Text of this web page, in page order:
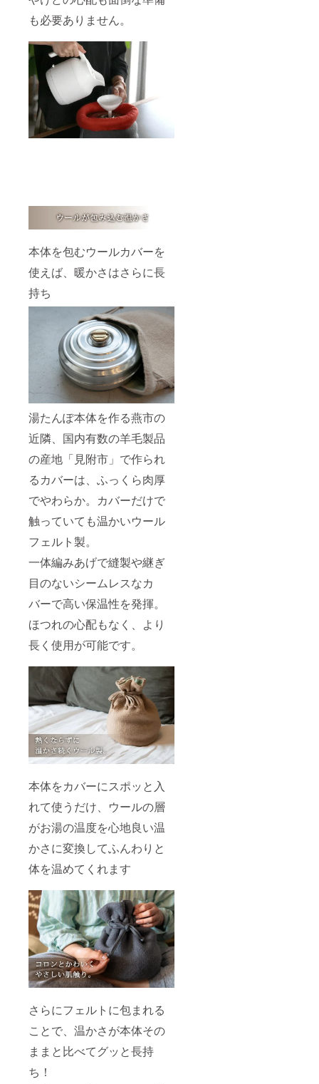
も必要ありません。
本体を包むウールカバーを
使えば、暖かさはさらに長
持ち
湯たんぽ本体を作る燕市の
近隣、国内有数の羊毛製品
の産地「見附市」で作られ
るカバーは、ふっくら肉厚
でやわらか。カバーだけで
触っていても温かいウール
フェルト製。
一体編みあげで縫製や継ぎ
目のないシームレスなカ
バーで高い保温性を発揮。
ほつれの心配もなく、より
長く使用が可能です。
本体をカバーにスポッと入
れて使うだけ、ウールの層
がお湯の温度を心地良い温
かさに変換してふんわりと
体を温めてくれます
さらにフェルトに包まれる
ことで、温かさが本体その
ままと比べてグッと長持
ち！